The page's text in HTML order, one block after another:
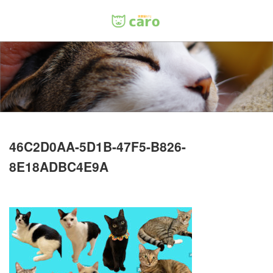
46C2D0AA-5D1B-47F5-B826-
8E18ADBC4E9A
Menu
ホーム
料金
里親について
店舗情報